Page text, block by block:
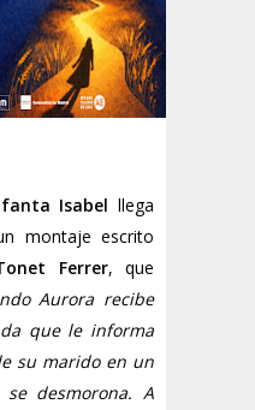
Isabelllega
montaje escrito
Ferrer, que
Aurora recibe
que le informa
su marido en un
desmorona. A